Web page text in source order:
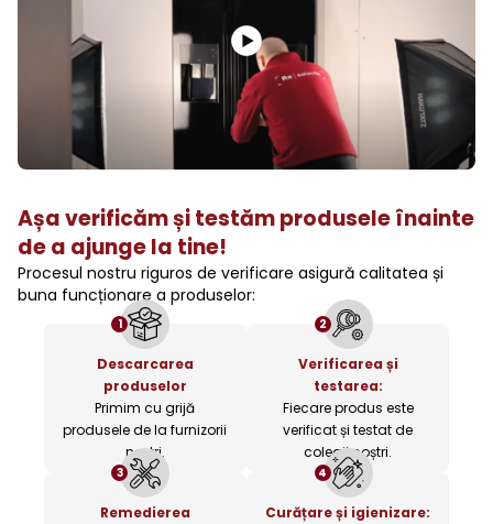
Așa verificăm și testăm produsele înainte
de a ajunge la tine!
Procesul nostru riguros de verificare asigură calitatea și
buna funcționare a produselor:
1
Descarcarea
produselor
Primim cu grijă
produsele de la furnizorii
noștri.
2
Verificarea și
testarea:
Fiecare produs este
verificat și testat de
colegii noștri.
3
Remedierea
4
Curățare și igienizare: